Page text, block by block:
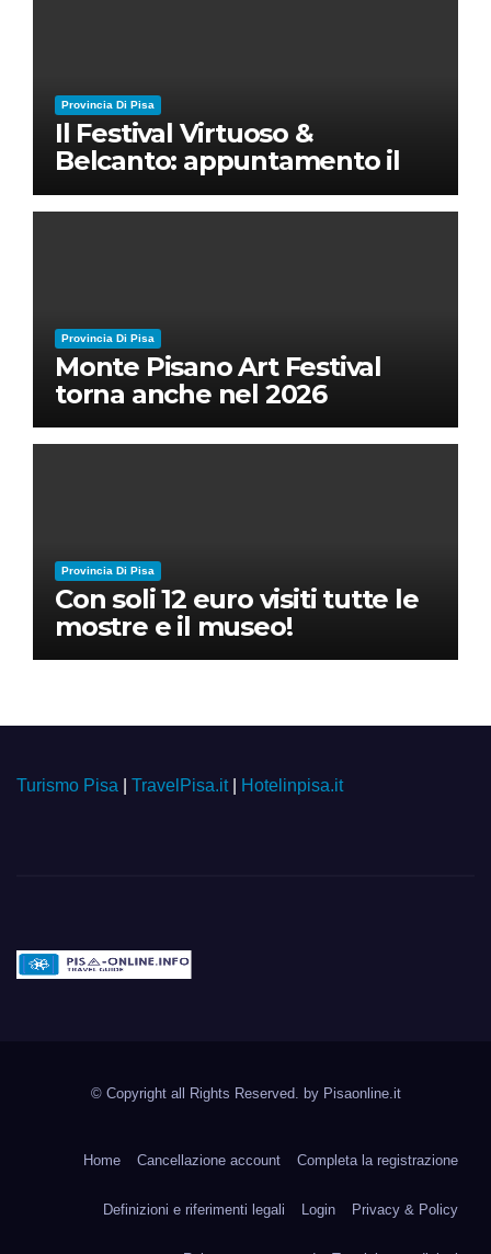
Provincia Di Pisa
Il Festival Virtuoso &
Belcanto: appuntamento il
28 luglio a Palazzo Blu con
Ruben Micieli
Provincia Di Pisa
Monte Pisano Art Festival
torna anche nel 2026
Provincia Di Pisa
Con soli 12 euro visiti tutte le
mostre e il museo!
Turismo Pisa TravelPisa.it| Hotelinpisa.it
© Copyright all Rights Reserved. by Pisaonline.it
Home Cancellazione account Completa la registrazione
Definizioni e riferimenti legali Login Privacy & Policy